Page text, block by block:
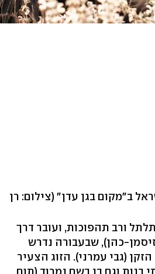
ב"מקום בגן עדן" (צילום: רן
ורב תהפוכות, ועובר דרך
כהן), שבעבורה נדרש
(גבי עמרני). הזוג הצעיר
בנות וגם בן בשם נמרוד (תום